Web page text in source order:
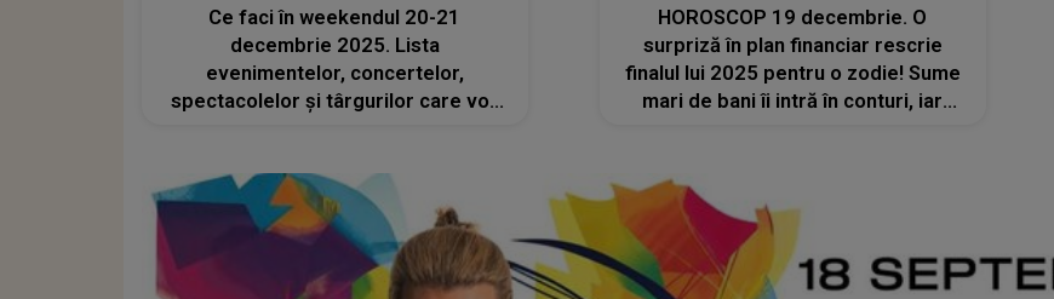
Ce faci în weekendul 20-21
decembrie 2025. Lista
evenimentelor, concertelor,
spectacolelor și târgurilor care vor
HOROSCOP 19 decembrie. O
surpriză în plan financiar rescrie
finalul lui 2025 pentru o zodie! Sume
mari de bani îi intră în conturi, iar
pentru răbdare și eforturile depuse